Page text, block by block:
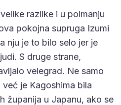
razlike i u poimanju
pokojna supruga Izumi
nju je to bilo selo jer je
S druge strane,
velegrad. Ne samo
je Kagoshima bila
županija u Japanu, ako se